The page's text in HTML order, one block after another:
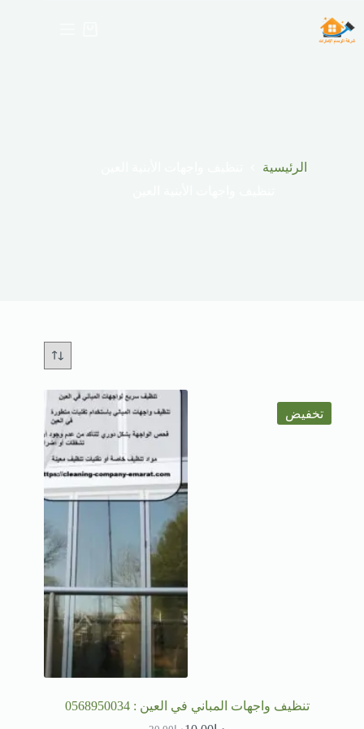
إلى
المحتوى
الرئيسية
تخفيض
تنظيف واجهات المباني في العين : 0568950034